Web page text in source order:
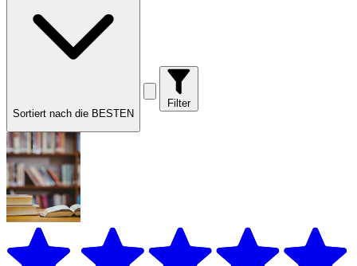
Sortiert nach die BESTEN
Filter